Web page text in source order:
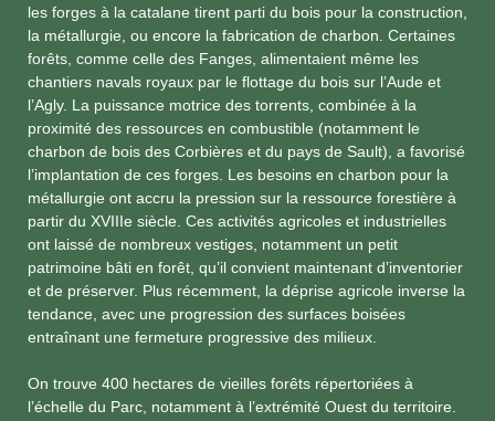
les forges à la catalane tirent parti du bois pour la construction,
la métallurgie, ou encore la fabrication de charbon. Certaines
forêts, comme celle des Fanges, alimentaient même les
chantiers navals royaux par le flottage du bois sur l’Aude et
l’Agly. La puissance motrice des torrents, combinée à la
proximité des ressources en combustible (notamment le
charbon de bois des Corbières et du pays de Sault), a favorisé
l’implantation de ces forges. Les besoins en charbon pour la
métallurgie ont accru la pression sur la ressource forestière à
partir du XVIIIe siècle. Ces activités agricoles et industrielles
ont laissé de nombreux vestiges, notamment un petit
patrimoine bâti en forêt, qu’il convient maintenant d’inventorier
et de préserver. Plus récemment, la déprise agricole inverse la
tendance, avec une progression des surfaces boisées
entraînant une fermeture progressive des milieux.
On trouve 400 hectares de vieilles forêts répertoriées à
l’échelle du Parc, notamment à l’extrémité Ouest du territoire.